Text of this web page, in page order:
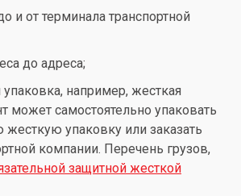
и от терминала транспортной
до адреса;
например, жесткая
может самостоятельно упаковать
жесткую упаковку или заказать
компании. Перечень грузов,
защитной жесткой